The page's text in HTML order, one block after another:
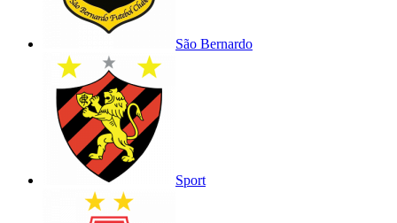
São Bernardo
Sport